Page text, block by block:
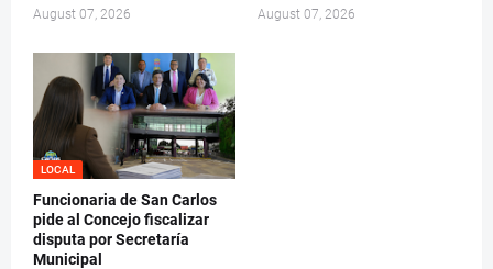
August 07, 2026 August 07, 2026
LOCAL
Funcionaria de San Carlos
pide al Concejo fiscalizar
disputa por Secretaría
Municipal